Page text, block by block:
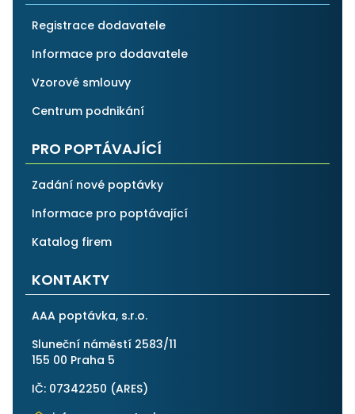
Registrace dodavatele
Informace pro dodavatele
Vzorové smlouvy
Centrum podnikání
PRO POPTÁVAJÍCÍ
Zadání nové poptávky
Informace pro poptávající
Katalog firem
KONTAKTY
AAA poptávka, s.r.o.
Sluneční náměstí 2583/11
155 00 Praha 5
IČ: 07342250 (ARES)